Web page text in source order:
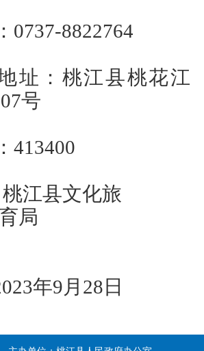
0737-8822764
址：桃江县桃花江
号
413400
桃江县文化旅
局
3年9月 28 日